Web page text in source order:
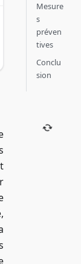
Mesure
s
préven
tives
Conclu
sion